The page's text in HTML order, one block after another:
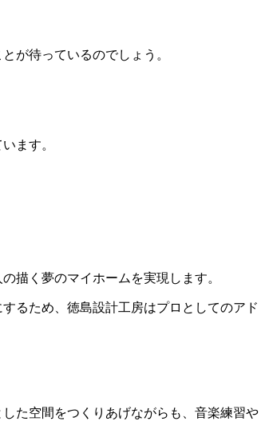
が待っているのでしょう。
ます。
描く夢のマイホームを実現します。
るため、徳島設計工房はプロとしてのアド
た空間をつくりあげながらも、音楽練習や